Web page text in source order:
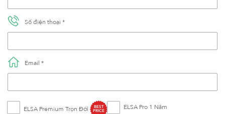
Số điện thoại *
Email *
ELSA Premium Trọn Đời BEST
PRICE ELSA Pro 1 Năm